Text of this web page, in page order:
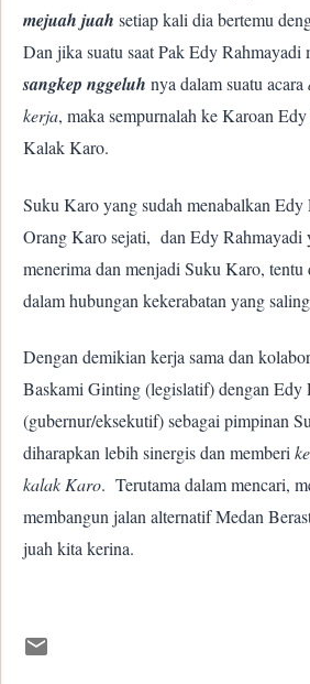
mejuah juah setiap kali dia bertemu
Dan jika suatu saat Pak Edy Rahmayadi
sangkep nggeluh nya dalam suatu acara
kerja, maka sempurnalah ke Karoan
Kalak Karo.
Suku Karo yang sudah menabalkan Edy
Orang Karo sejati, dan Edy Rahmayadi
menerima dan menjadi Suku Karo,
dalam hubungan kekerabatan yang
Dengan demikian kerja sama dan
Baskami Ginting (legislatif) dengan Edy
(gubernur/eksekutif) sebagai pimpinan
diharapkan lebih sinergis dan memberi
kalak Karo. Terutama dalam mencari,
membangun jalan alternatif Medan
juah kita kerina.